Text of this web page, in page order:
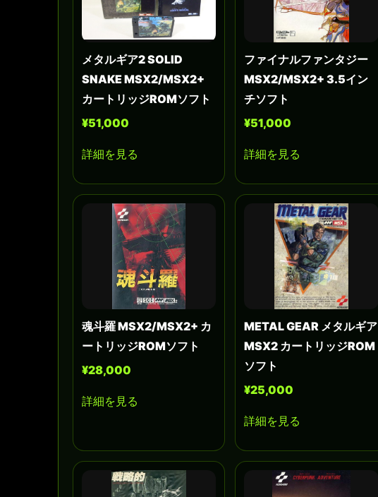
メタルギア2 SOLID
SNAKE MSX2/MSX2+
カートリッジROMソフト
¥51,000
詳細を見る
ファイナルファンタジー
MSX2/MSX2+ 3.5イン
チソフト
¥51,000
詳細を見る
魂斗羅 MSX2/MSX2+ カ
ートリッジROMソフト
¥28,000
詳細を見る
METAL GEAR メタルギア
MSX2 カートリッジROM
ソフト
¥25,000
詳細を見る